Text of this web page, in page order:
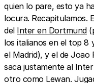
quien lo pare, esto ya
locura. Recapitulamos.
del Inter en Dortmund
los italianos en el top 8
el Madrid), y el de Joao
saca justamente al
otro como Lewan.